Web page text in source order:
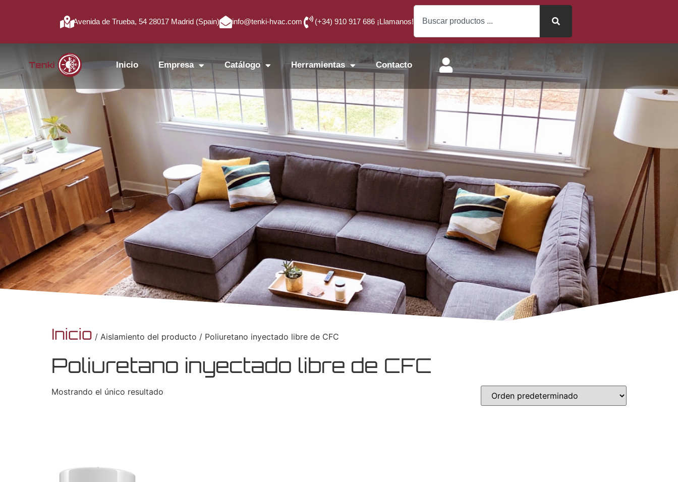
Avenida de Trueba, 54 28017 Madrid (Spain) info@tenki-hvac.com (+34) 910 917 686 ¡Llamanos!
Inicio Empresa Catálogo Herramientas Contacto
Inicio / Aislamiento del producto / Poliuretano inyectado libre de CFC
Poliuretano inyectado libre de CFC
Mostrando el único resultado